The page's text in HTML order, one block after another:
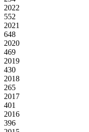
2022
552
2021
648
2020
469
2019
430
2018
265
2017
401
2016
396